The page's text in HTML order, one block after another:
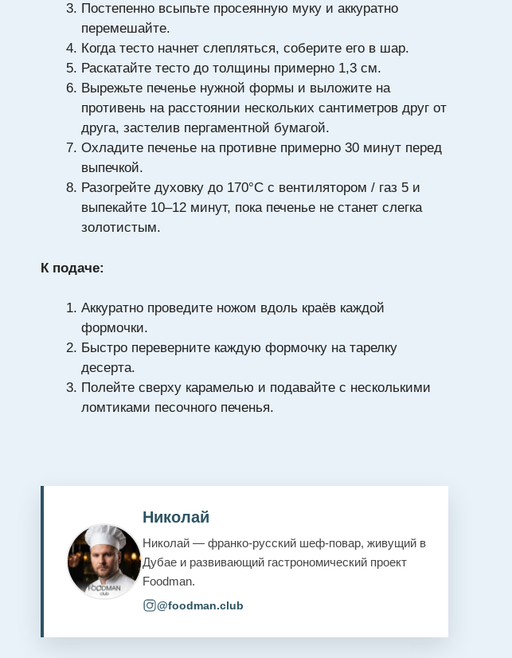
Постепенно всыпьте просеянную муку и аккуратно
перемешайте.
Когда тесто начнет слепляться, соберите его в шар.
Раскатайте тесто до толщины примерно 1,3 см.
Вырежьте печенье нужной формы и выложите на
противень на расстоянии нескольких сантиметров друг от
друга, застелив пергаментной бумагой.
Охладите печенье на противне примерно 30 минут перед
выпечкой.
Разогрейте духовку до 170°C с вентилятором / газ 5 и
выпекайте 10–12 минут, пока печенье не станет слегка
золотистым.
К подаче:
Аккуратно проведите ножом вдоль краёв каждой
формочки.
Быстро переверните каждую формочку на тарелку
десерта.
Полейте сверху карамелью и подавайте с несколькими
ломтиками песочного печенья.
Николай
Николай — франко-русский шеф-повар, живущий в
Дубае и развивающий гастрономический проект
Foodman.
@foodman.club